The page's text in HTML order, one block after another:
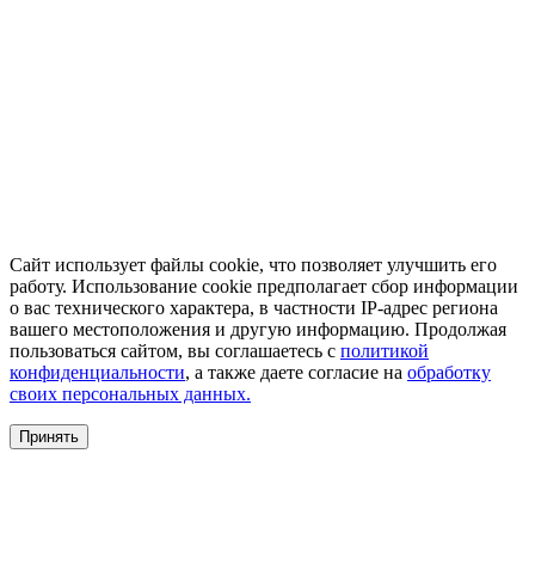
Сайт использует файлы cookie, что позволяет улучшить его
работу. Использование cookie предполагает сбор информации
о вас технического характера, в частности IP-адрес региона
вашего местоположения и другую информацию. Продолжая
пользоваться сайтом, вы соглашаетесь с политикой
конфиденциальности, а также даете согласие на обработку
своих персональных данных.
Принять